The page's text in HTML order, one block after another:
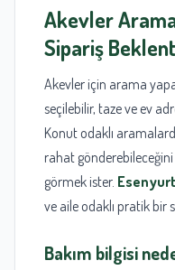
Akevler
Sipariş
Akevler için arama
seçilebilir, taze ve ev
Konut odaklı
rahat gönderebileceğini
görmek ister.
ve aile odaklı pratik bir
Bakım bilgisi